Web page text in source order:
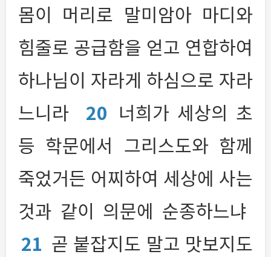
몸이 머리로 말미암아 마디와
힘줄로 공급함을 얻고 연합하여
하나님이 자라게 하심으로 자라
느니라
20 너희가 세상의 초
등 학문에서 그리스도와 함께
죽었거든 어찌하여 세상에 사는
것과 같이 의문에 순종하느냐
21 곧 붙잡지도 말고 맛보지도